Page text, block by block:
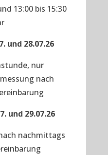
13:00 bis 15:30
und 28.07.26
nur
nach
und 29.07.26
nachmittags